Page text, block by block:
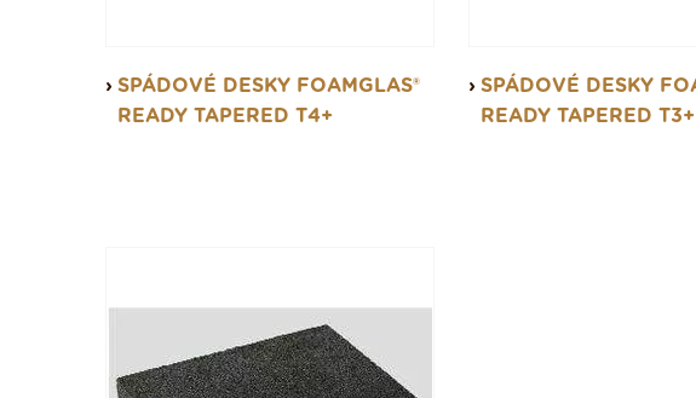
SPÁDOVÉ DESKY FOAMGLAS®
READY TAPERED T4+
SPÁDOVÉ DESKY
READY TAPERED T3+